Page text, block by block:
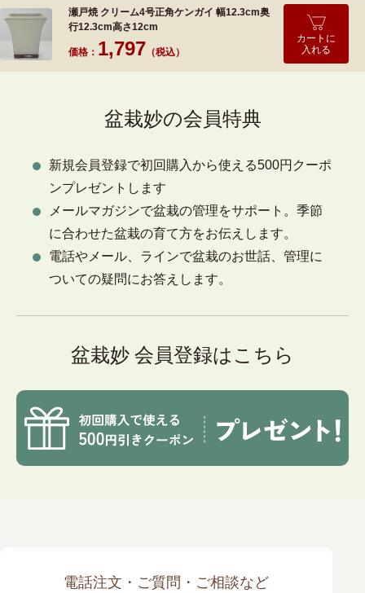
瀬戸焼 クリーム4号正角ケンガイ 幅12.3cm奥
行12.3cm高さ12cm
価格： 1,797 （税込）
カートに
入れる
盆栽妙の会員特典
新規会員登録で初回購入から使える500円クーポ
ンプレゼントします
メールマガジンで盆栽の管理をサポート。季節
に合わせた盆栽の育て方をお伝えします。
電話やメール、ラインで盆栽のお世話、管理に
ついての疑問にお答えします。
盆栽妙 会員登録はこちら
電話注文・ご質問・ご相談など